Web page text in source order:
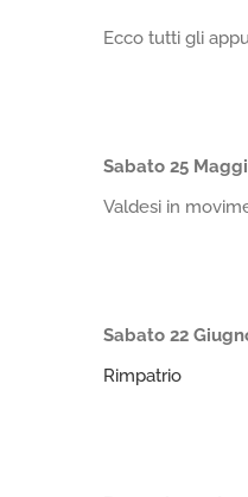
Ecco tutti gli
Sabato 25
Valdesi in
Sabato 22
Rimpatrio